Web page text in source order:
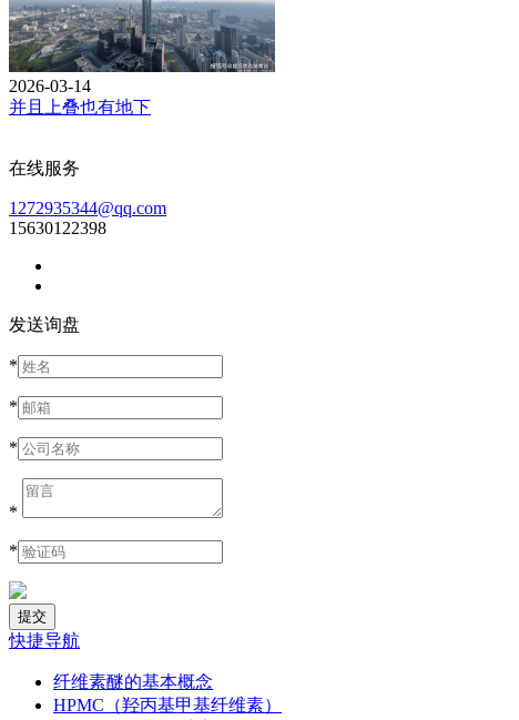
2026-03-14
并且上叠也有地下
在线服务
1272935344@qq.com
15630122398
发送询盘
*
*
*
*
*
快捷导航
纤维素醚的基本概念
HPMC（羟丙基甲基纤维素）